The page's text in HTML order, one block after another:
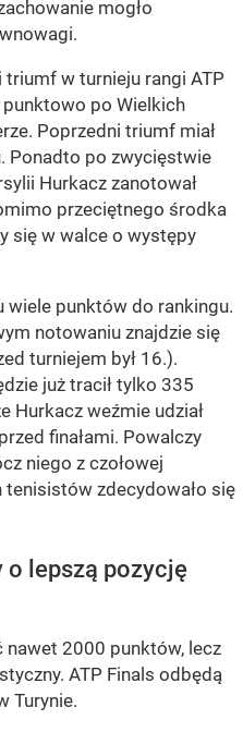
mogło
w turnieju rangi ATP
po Wielkich
Poprzedni triumf miał
Ponadto po zwycięstwie
Hurkacz zanotował
przeciętnego środka
się w walce o występy
wiele punktów do rankingu.
notowaniu znajdzie się
turniejem był 16.).
już tracił tylko 335
Hurkacz weźmie udział
finałami. Powalczy
niego z czołowej
zdecydowało się
o lepszą pozycję
nawet 2000 punktów, lecz
ATP Finals odbędą
Turynie.